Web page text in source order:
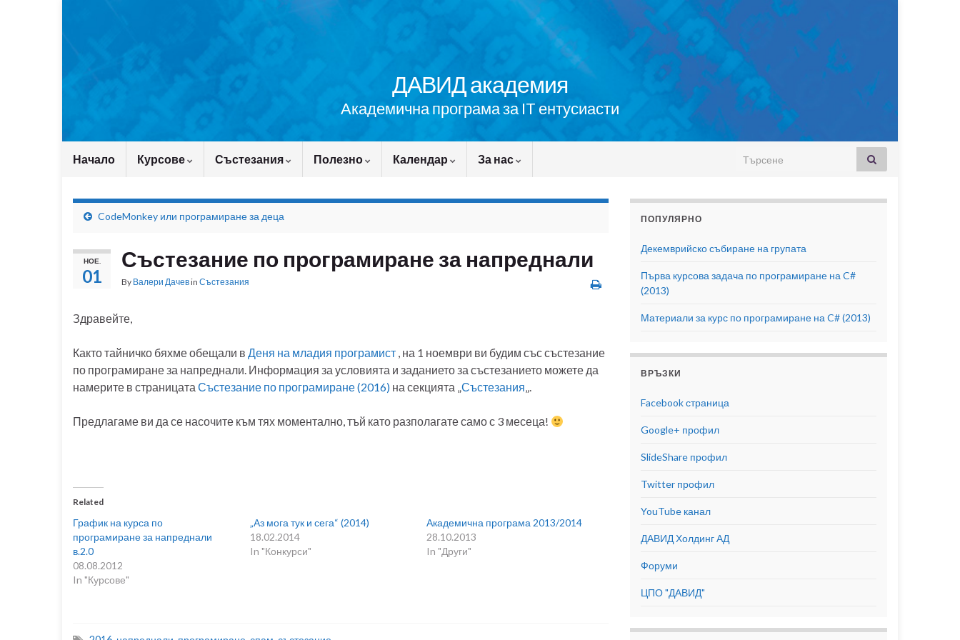
ДАВИД академия
Академична програма за IT ентусиасти
Начало Курсове Състезания Полезно Календар За нас Search for:
CodeMonkey или програмиране за деца
НОЕ.
01
Състезание по програмиране за напреднали
By Валери Дачевin Състезания
Здравейте,
Както тайничко бяхме обещали в Деня на младия програмист , на 1 ноември ви будим със състезание
по програмиране за напреднали. Информация за условията и заданието за състезанието можете да
намерите в страницата Състезание по програмиране (2016) на секцията „Състезания„.
Предлагаме ви да се насочите към тях моментално, тъй като разполагате само с 3 месеца!
Related
График на курса по
програмиране за напреднали
в.2.0
08.08.2012
In "Курсове"
„Аз мога тук и сега“ (2014)
18.02.2014
In "Конкурси"
Академична програма 2013/2014
28.10.2013
In "Други"
ПОПУЛЯРНО
Декемврийско събиране на групата
Първа курсова задача по програмиране на C#
(2013)
Материали за курс по програмиране на C# (2013)
ВРЪЗКИ
Facebook страница
Google+ профил
SlideShare профил
Twitter профил
YouTube канал
ДАВИД Холдинг АД
Форуми
ЦПО "ДАВИД"